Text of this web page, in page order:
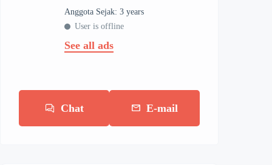
Anggota Sejak: 3 years
User is offline
See all ads
Chat E-mail